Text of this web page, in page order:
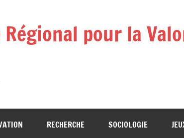
Régional pour la
RECHERCHE SOCIOLOGIE